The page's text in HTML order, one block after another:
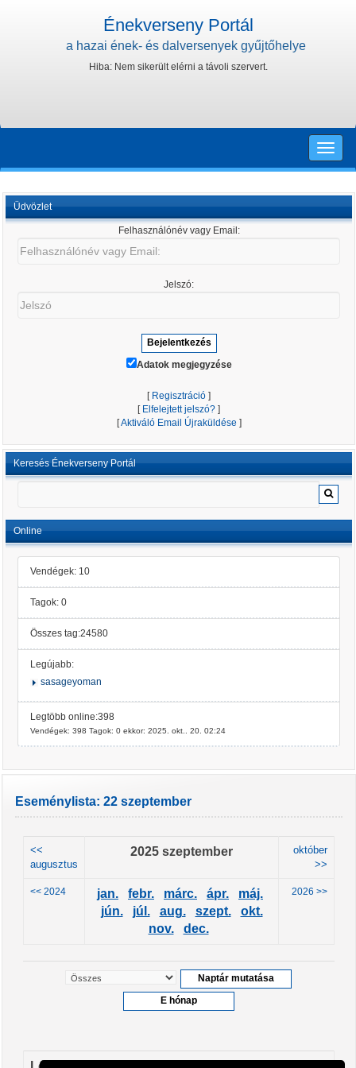
Énekverseny Portál
a hazai ének- és dalversenyek gyűjtőhelye
Hiba: Nem sikerült elérni a távoli szervert.
Toggle
Üdvözlet
Felhasználónév vagy Email:
Jelszó:
Adatok megjegyzése
[ Regisztráció ]
[ Elfelejtett jelszó? ]
[Aktiváló Email Újraküldése ]
Keresés Énekverseny Portál
Online
Vendégek: 10
Tagok: 0
Összes tag:24580
Legújabb:
sasageyoman
Legtöbb online:398
Vendégek: 398 Tagok: 0 ekkor: 2025. okt.. 20. 02:24
Eseménylista: 22 szeptember
<<
augusztus
2025 szeptember
október
>>
<< 2024 jan. febr. márc. ápr.
máj.
jún.
júl. aug. szept.
okt.
nov.
dec.
2026 >>